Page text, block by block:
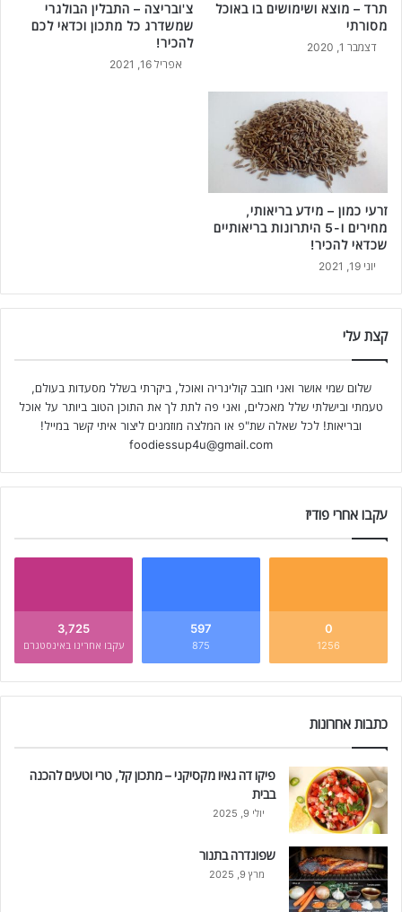
תרד – מוצא ושימושים בו באוכל
מסורתי
דצמבר 1, 2020
צ'ובריצה – התבלין הבולגרי
שמשדרג כל מתכון וכדאי לכם
להכיר!
אפריל 16, 2021
זרעי כמון – מידע בריאותי,
מחירים ו-5 היתרונות בריאותיים
שכדאי להכיר!
יוני 19, 2021
קצת עלי
שלום שמי אושר ואני חובב קולינריה ואוכל, ביקרתי בשלל מסעדות בעולם,
טעמתי ובישלתי שלל מאכלים, ואני פה לתת לך את התוכן הטוב ביותר על אוכל
ובריאות! לכל שאלה שת"פ או המלצה מוזמנים ליצור איתי קשר במייל!
foodiessup4u@gmail.com
עקבו אחרי פודיז
0
1256
597
875
3,725
עקבו אחרינו באינסטגרם
כתבות אחרונות
פיקו דה גאיו מקסיקני – מתכון קל, טרי וטעים להכנה
בבית
יולי 9, 2025
שפונדרה בתנור
מרץ 9, 2025